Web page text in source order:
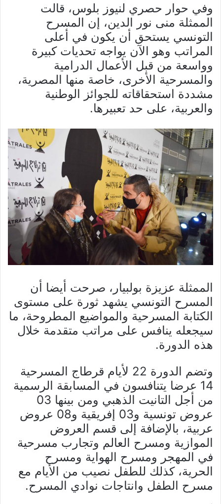
وفي حوار حصري لنيوز بلوس، قالت
الممثلة منى نور الدين، إن المسرح
التونسي يستحق أن يكون في أعلى
المراتب وهو الآن يواجه تحديات كبيرة
وواسعة من قبل الأعمال الدرامية
والمسرحية الأخرى، خاصة منها المصرية،
مشددة استحقاقاته للجوائز الوطنية
والعربية، على حد تعبيرها.
الممثلة عزيزة بولبيار، صرحت أيضا أن
المسرح التونسي يشهد ثورة على مستوى
الكتابة المسرحية والمواضيع المطروحة، ما
سيجعله ينافس على مراتب متقدمة خلال
هذه الدورة.
وتضم الدورة 22 لأيام قرطاج المسرحية
14 عرضا يتنافسون في المسابقة الرسمية
من أجل التانيت الذهبي ومن بينها 03
عروض تونسية و03 إفريقية و08 عروض
عربية، بالإضافة إلى قسم العروض
الموازية ومسرح العالم وتجارب مسرحية
في المهجر ومسرح الهواية ومسرح
الحرية، كذلك للطفل نصيب من الأيام مع
مسرح الطفل وانتاجات نوادي المسرح.